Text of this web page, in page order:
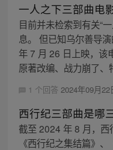
一人之下三部曲电
目前并未检索到有关“
息。 但已知乌尔善导
年 7 月 26 日上映，该
原著改编、战力崩了、
1 个回答 2024年09月22
西行纪三部曲是哪
截至 2024 年 8 月，西
《西行纪之集结篇》、